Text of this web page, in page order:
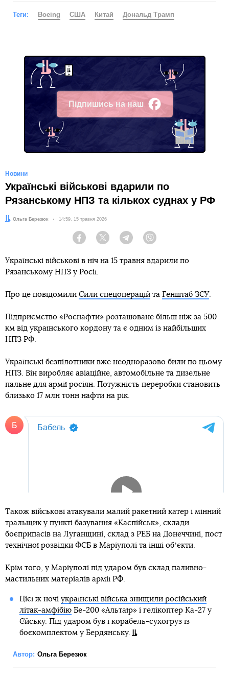
Теги: Boeing США Китай Дональд Трамп
Підпишись на наш
Facebook
Новини
Українські військові вдарили по
Рязанському НПЗ та кількох суднах у РФ
Автор:
Ольга Березюк Дата:
14:59, 15 травня 2026
Facebook Twitter Telegram
Українські військові в ніч на 15 травня вдарили по
Рязанському НПЗ у Росії.
Про це повідомили Сили спецоперацій та Генштаб ЗСУ.
Підприємство «Роснафти» розташоване більш ніж за 500
км від українського кордону та є одним із найбільших
НПЗ РФ.
Українські безпілотники вже неодноразово били по цьому
НПЗ. Він виробляє авіаційне, автомобільне та дизельне
пальне для армії росіян. Потужність переробки становить
близько 17 млн тонн нафти на рік.
Також військові атакували малий ракетний катер і мінний
тральщик у пункті базування «Каспійськ», склади
боєприпасів на Луганщині, склад з РЕБ на Донеччині, пост
технічної розвідки ФСБ в Маріуполі та інші обʼєкти.
Крім того, у Маріуполі під ударом був склад паливно-
мастильних матеріалів армії РФ.
Цієї ж ночі українські війська знищили російський
літак-амфібіюБе-200 «Альтаїр» і гелікоптер Ка-27 у
Єйську. Під ударом був і корабель-сухогруз із
боєкомплектом у Бердянську.
Автор: Ольга Березюк